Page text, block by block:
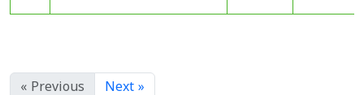
« Previous Next »